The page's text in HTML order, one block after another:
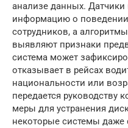
анализе данных.
информацию о поведении
сотрудников, а
выявляют признаки
система может
отказывает в рейсах
национальности или
передается руководству
меры для устранения
некоторые системы даже